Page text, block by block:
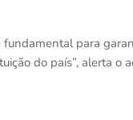
fundamental para
do país”, alerta o